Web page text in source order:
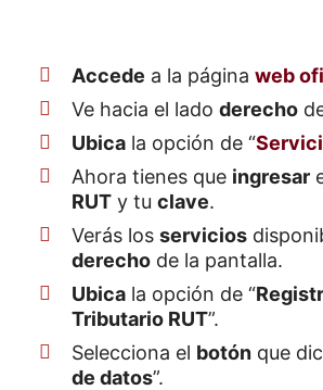
Accede a la página web
Ve hacia el lado derecho
Ubica la opción de “
Ahora tienes que ingresar
RUT y tu clave.
Verás los servicios
derecho de la pantalla.
Ubica la opción de “
Tributario RUT”.
Selecciona el botón que
de datos”.